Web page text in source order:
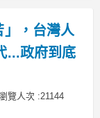
」，台灣人
...政府到底
覽人次 :21144